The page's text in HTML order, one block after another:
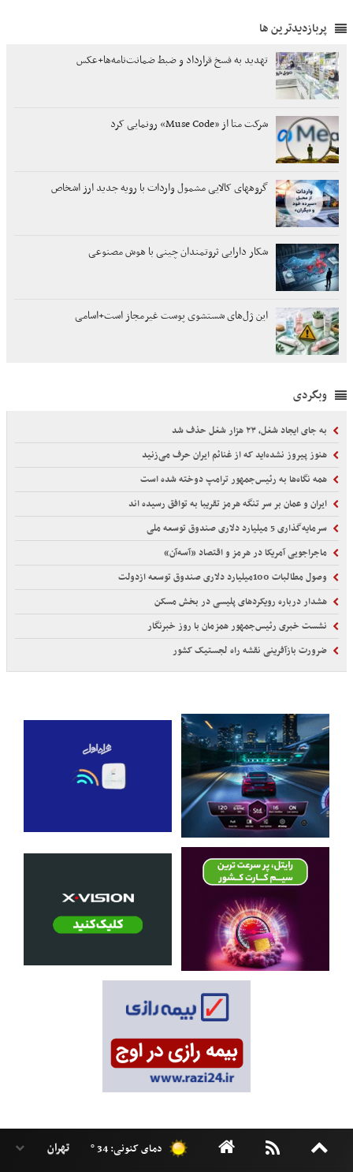
پربازدیدترین ها
تهدید به فسخ قرارداد و ضبط ضمانت‌نامه‌ها+عکس
شرکت متا از «Muse Code» رونمایی کرد
گروههای کالایی مشمول واردات با رویه جدید ارز اشخاص
شکار دارایی ثروتمندان چینی با هوش مصنوعی
این ژل‌های شستشوی پوست غیرمجاز است+اسامی
وبگردی
به جای ایجاد شغل، ۲۳ هزار شغل حذف شد
هنوز پیروز نشده‌اید که از غنائم ایران حرف می‌زنید
همه نگاه‌ها به رئیس‌جمهور ترامپ دوخته شده است
ایران و عمان بر سر تنگه هرمز تقریبا به توافق رسیده اند
سرمایه‌گذاری 5 میلیارد دلاری صندوق توسعه ملی
ماجراجویی آمریکا در هرمز و اقتصاد «آسه‌آن»
وصول مطالبات 100میلیارد دلاری صندوق توسعه ازدولت
هشدار درباره رویکردهای پلیسی در بخش مسکن
نشست خبری رئیس‌جمهور همزمان با روز خبرنگار
ضرورت بازآفرینی نقشه راه لجستیک کشور
دمای کنونی: 34 °